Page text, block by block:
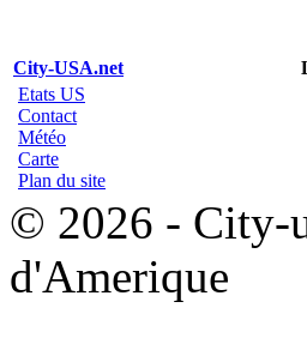
City-USA.net
Etats US
Contact
Météo
Carte
Plan du site
© 2026 - City-
d'Amerique